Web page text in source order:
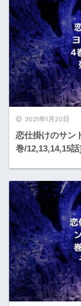
2021年1月20日
恋仕掛けのサン
巻/12,13,14,15